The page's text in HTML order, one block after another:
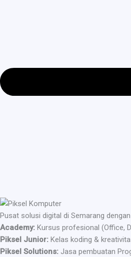
Pusat solusi digital di Semarang
Academy: Kursus profesional (Office,
Piksel Junior: Kelas koding &
Piksel Solutions: Jasa pembuatan